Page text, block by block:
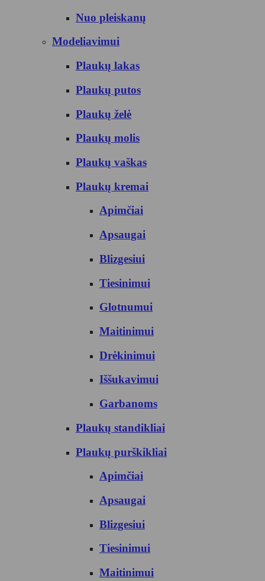
Nuo pleiskanų
Modeliavimui
Plaukų lakas
Plaukų putos
Plaukų želė
Plaukų molis
Plaukų vaškas
Plaukų kremai
Apimčiai
Apsaugai
Blizgesiui
Tiesinimui
Glotnumui
Maitinimui
Drėkinimui
Iššukavimui
Garbanoms
Plaukų standikliai
Plaukų purškikliai
Apimčiai
Apsaugai
Blizgesiui
Tiesinimui
Maitinimui